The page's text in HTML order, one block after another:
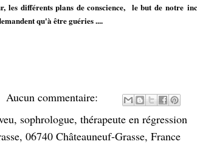
les différents plans de conscience, le but de notre
qu'à être guéries ....
Aucun commentaire:
, sophrologue, thérapeute en régression
06740 Châteauneuf-Grasse, France